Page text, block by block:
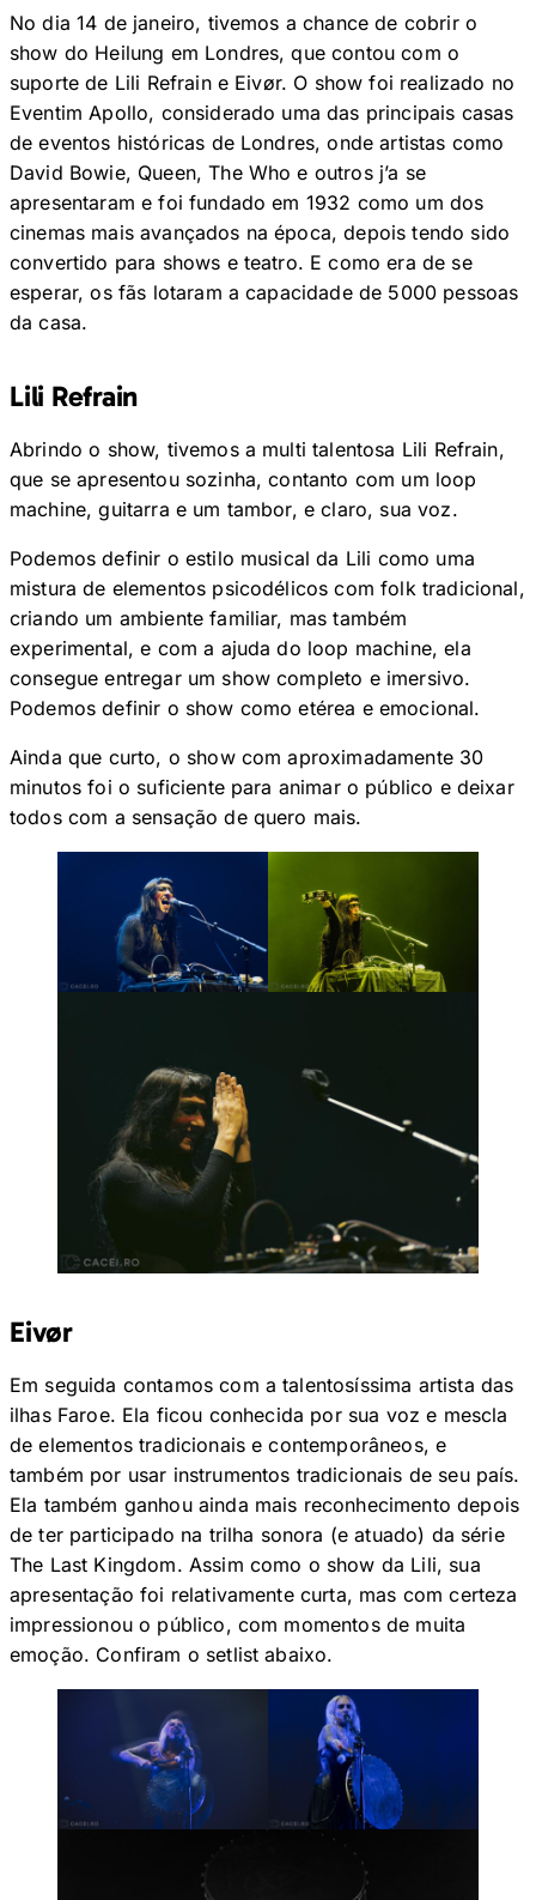
No dia 14 de janeiro, tivemos a chance de cobrir o
show do Heilung em Londres, que contou com o
suporte de Lili Refrain e Eivør. O show foi realizado no
Eventim Apollo, considerado uma das principais casas
de eventos históricas de Londres, onde artistas como
David Bowie, Queen, The Who e outros j’a se
apresentaram e foi fundado em 1932 como um dos
cinemas mais avançados na época, depois tendo sido
convertido para shows e teatro. E como era de se
esperar, os fãs lotaram a capacidade de 5000 pessoas
da casa.
Lili Refrain
Abrindo o show, tivemos a multi talentosa Lili Refrain,
que se apresentou sozinha, contanto com um loop
machine, guitarra e um tambor, e claro, sua voz.
Podemos definir o estilo musical da Lili como uma
mistura de elementos psicodélicos com folk tradicional,
criando um ambiente familiar, mas também
experimental, e com a ajuda do loop machine, ela
consegue entregar um show completo e imersivo.
Podemos definir o show como etérea e emocional.
Ainda que curto, o show com aproximadamente 30
minutos foi o suficiente para animar o público e deixar
todos com a sensação de quero mais.
Eivør
Em seguida contamos com a talentosíssima artista das
ilhas Faroe. Ela ficou conhecida por sua voz e mescla
de elementos tradicionais e contemporâneos, e
também por usar instrumentos tradicionais de seu país.
Ela também ganhou ainda mais reconhecimento depois
de ter participado na trilha sonora (e atuado) da série
The Last Kingdom. Assim como o show da Lili, sua
apresentação foi relativamente curta, mas com certeza
impressionou o público, com momentos de muita
emoção. Confiram o setlist abaixo.